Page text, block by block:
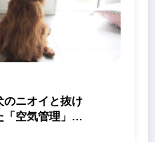
のニオイと抜け
「空気管理」の